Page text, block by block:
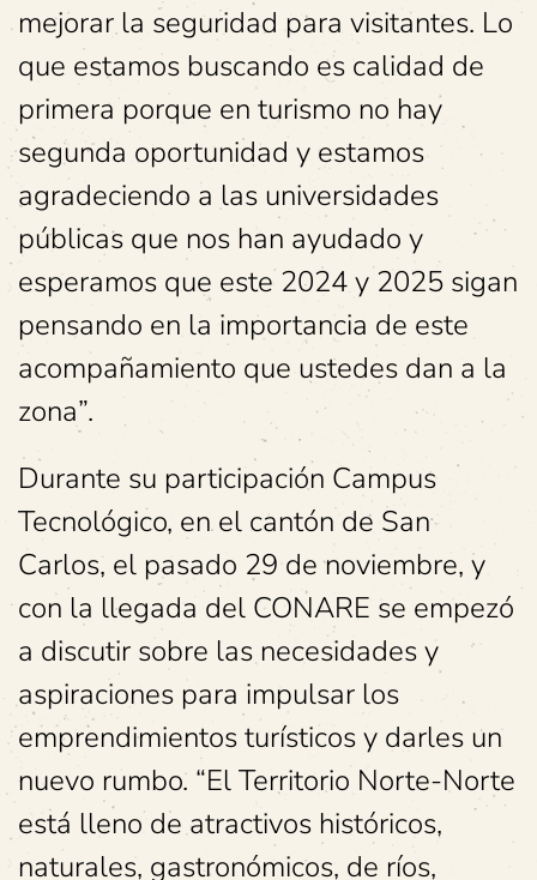
mejorar la seguridad para visitantes. Lo
que estamos buscando es calidad de
primera porque en turismo no hay
segunda oportunidad y estamos
agradeciendo a las universidades
públicas que nos han ayudado y
esperamos que este 2024 y 2025 sigan
pensando en la importancia de este
acompañamiento que ustedes dan a la
zona”.
Durante su participación Campus
Tecnológico, en el cantón de San
Carlos, el pasado 29 de noviembre, y
con la llegada del CONARE se empezó
a discutir sobre las necesidades y
aspiraciones para impulsar los
emprendimientos turísticos y darles un
nuevo rumbo. “El Territorio Norte-Norte
está lleno de atractivos históricos,
naturales, gastronómicos, de ríos,